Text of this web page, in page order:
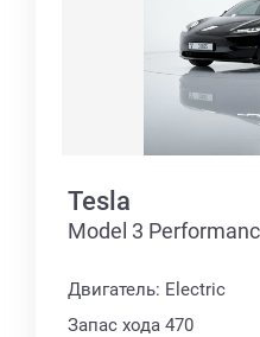
Tesla
Model 3
Двигатель: Electric
Запас хода 470